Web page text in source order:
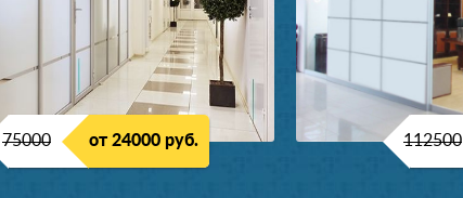
75000 от 24000 руб. 112500